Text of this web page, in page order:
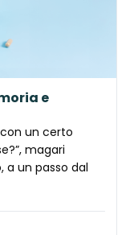
e
un certo
magari
a un passo dal